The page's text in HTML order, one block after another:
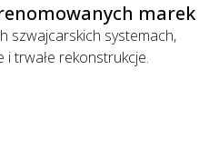
marek
szwajcarskich systemach,
i trwałe rekonstrukcje.